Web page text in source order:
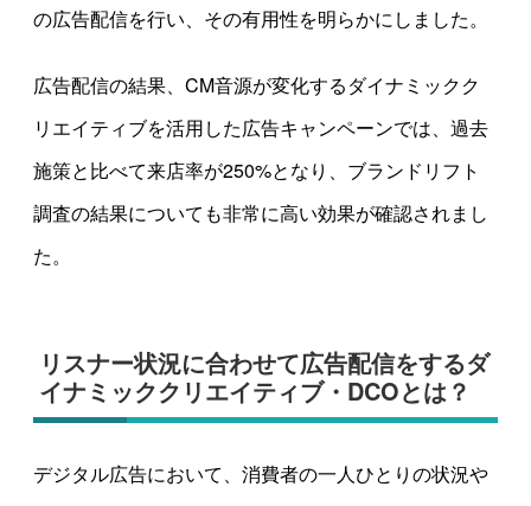
の広告配信を行い、その有用性を明らかにしました。
広告配信の結果、CM音源が変化するダイナミックク
リエイティブを活用した広告キャンペーンでは、過去
施策と比べて来店率が250%となり、ブランドリフト
調査の結果についても非常に高い効果が確認されまし
た。
リスナー状況に合わせて広告配信をするダ
イナミッククリエイティブ・DCOとは？
デジタル広告において、消費者の一人ひとりの状況や